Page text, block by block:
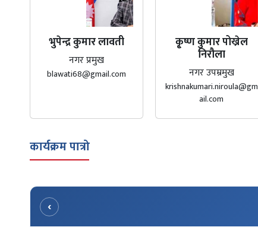
भुपेन्द्र कुमार लावती
नगर प्रमुख
blawati68@gmail.com
कृ्ष्ण कुमार पोख्रेल
निरौला
नगर उपम्रमुख
krishnakumari.niroula@gm
ail.com
कार्यक्रम पात्रो
‹